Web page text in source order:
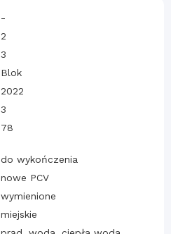
-
2
3
Blok
2022
3
78
do wykończenia
nowe PCV
wymienione
miejskie